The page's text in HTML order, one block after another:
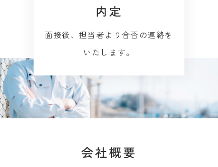
内定
面接後、担当者より合否の連絡を
いたします。
会社概要